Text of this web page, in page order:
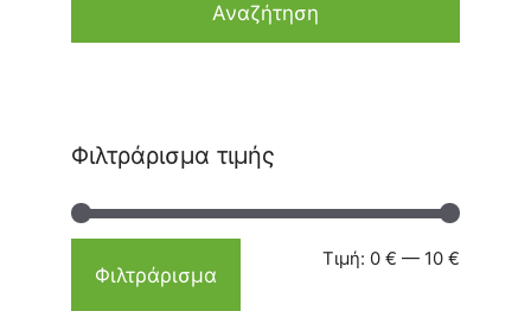
Αναζήτηση
Φιλτράρισμα τιμής
Φιλτράρισμα
Τιμή: 0 € — 10 €